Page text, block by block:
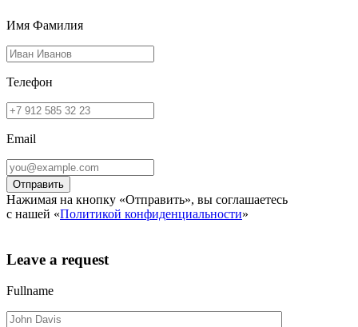
Имя Фамилия
Телефон
Email
Нажимая на кнопку «Отправить», вы соглашаетесь
с нашей «Политикой конфиденциальности»
Leave a request
Fullname